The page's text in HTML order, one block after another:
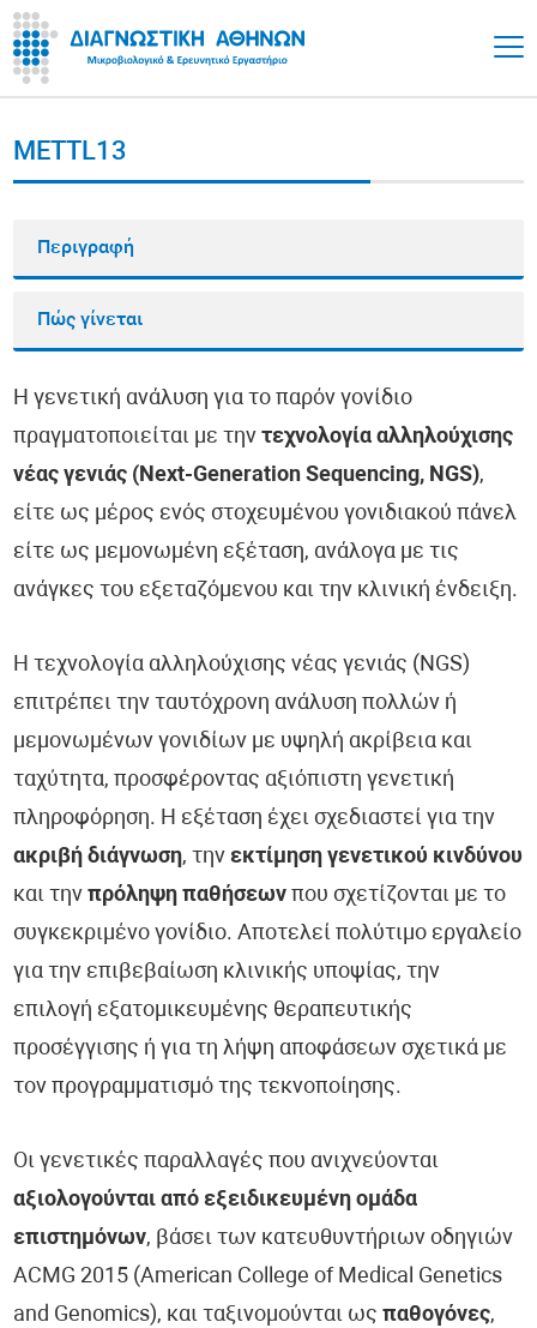
METTL13
Περιγραφή
Πώς γίνεται
Η γενετική ανάλυση για το παρόν γονίδιο
πραγματοποιείται με τηντεχνολογία αλληλούχισης
νέας γενιάς (Next-Generation Sequencing, NGS),
είτε ως μέρος ενός στοχευμένου γονιδιακού πάνελ
είτε ως μεμονωμένη εξέταση, ανάλογα με τις
ανάγκες του εξεταζόμενου και την κλινική ένδειξη.
Η τεχνολογία αλληλούχισης νέας γενιάς (NGS)
επιτρέπει την ταυτόχρονη ανάλυση πολλών ή
μεμονωμένων γονιδίων με υψηλή ακρίβεια και
ταχύτητα, προσφέροντας αξιόπιστη γενετική
πληροφόρηση. Η εξέταση έχει σχεδιαστεί για την
ακριβή διάγνωση, τηνεκτίμηση γενετικού κινδύνου
και τηνπρόληψη παθήσεων που σχετίζονται με το
συγκεκριμένο γονίδιο. Αποτελεί πολύτιμο εργαλείο
για την επιβεβαίωση κλινικής υποψίας, την
επιλογή εξατομικευμένης θεραπευτικής
προσέγγισης ή για τη λήψη αποφάσεων σχετικά με
τον προγραμματισμό της τεκνοποίησης.
Οι γενετικές παραλλαγές που ανιχνεύονται
αξιολογούνται από εξειδικευμένη ομάδα
επιστημόνων, βάσει των κατευθυντήριων οδηγιών
ACMG 2015 (American College of Medical Genetics
and Genomics), και ταξινομούνται ωςπαθογόνες,